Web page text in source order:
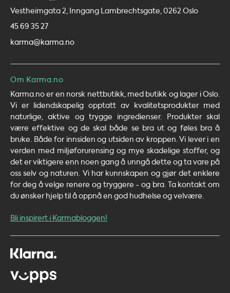
Vestheimgata 2, Inngang Lambrechtsgate, 0262 Oslo
45 69 35 27
karma@karma.no
Om Karma.no
Karma.no er en norsk nettbutikk, med butikk og lager i Oslo.
Vi er lidendskapelig opptatt av kvalitetsprodukter med
naturlige, aktive og trygge ingredienser. Produkter skal
være effektive og de skal både se bra ut og føles bra å
bruke. Både for innsiden og utsiden av kroppen. Vi lever i en
verden med miljøforurensing og mye skadelige stoffer, og
det er viktigere enn noen gang å unngå dette og ta vare på
oss selv og naturen. Vi har kunnskapen og gjør det enklere
for deg å velge renere og tryggere - og bra. Ta kontakt om
du ønsker hjelp til å oppnå en god hudhelse og velvære.
Bli inspirert i Karmabloggen!